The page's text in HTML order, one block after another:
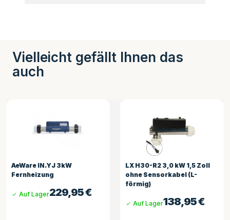
Vielleicht gefällt Ihnen das
auch
LX H30-R2 3,0 kW 1,5 Zoll
ohne Sensorkabel (L-
138,95
Balboa Heizrohr 3 kW
Sensoren